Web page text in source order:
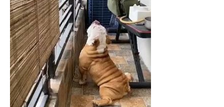
建設×テクノロジーの最前線
ちょっと気になるネットの話題